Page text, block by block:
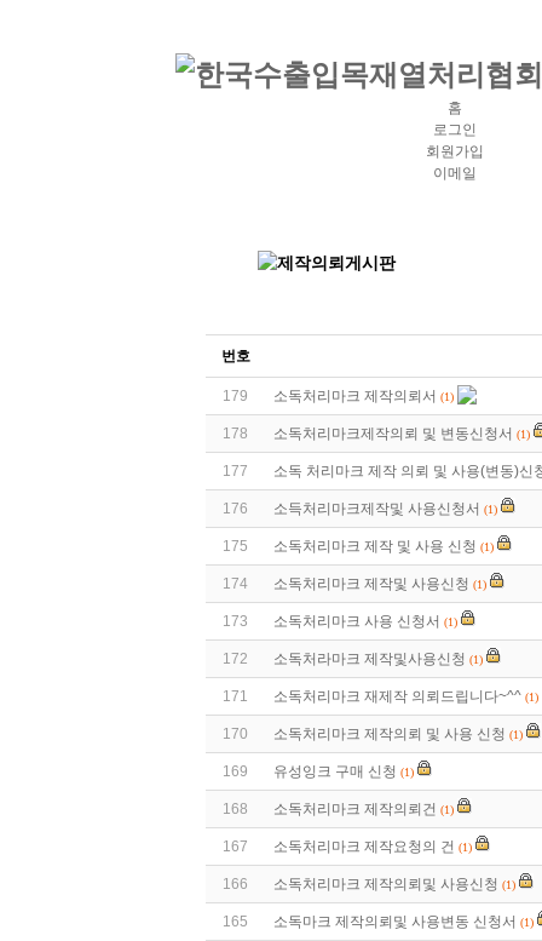
홈
로그인
회원가입
이메일
번호
179 소독처리마크 제작의뢰서 (1)
178 소독처리마크제작의뢰 및 변동신청서 (1)
177 소독 처리마크 제작 의뢰 및 사용(변동)신
176 소득처리마크제작및 사용신청서 (1)
175 소독처리마크 제작 및 사용 신청 (1)
174 소독처리마크 제작및 사용신청 (1)
173 소독처리마크 사용 신청서 (1)
172 소독처라마크 제작및사용신청 (1)
171 소독처리마크 재제작 의뢰드립니다~^^ (1)
170 소독처리마크 제작의뢰 및 사용 신청 (1)
169 유성잉크 구매 신청 (1)
168 소독처리마크 제작의뢰건 (1)
167 소독처리마크 제작요청의 건 (1)
166 소독처리마크 제작의뢰및 사용신청 (1)
165 소독마크 제작의뢰및 사용변동 신청서 (1)